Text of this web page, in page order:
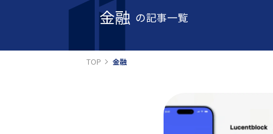
金融 の記事一覧
TOP 金融